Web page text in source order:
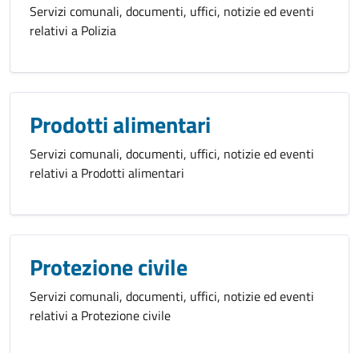
Servizi comunali, documenti, uffici, notizie ed eventi
relativi a Polizia
Prodotti alimentari
Servizi comunali, documenti, uffici, notizie ed eventi
relativi a Prodotti alimentari
Protezione civile
Servizi comunali, documenti, uffici, notizie ed eventi
relativi a Protezione civile